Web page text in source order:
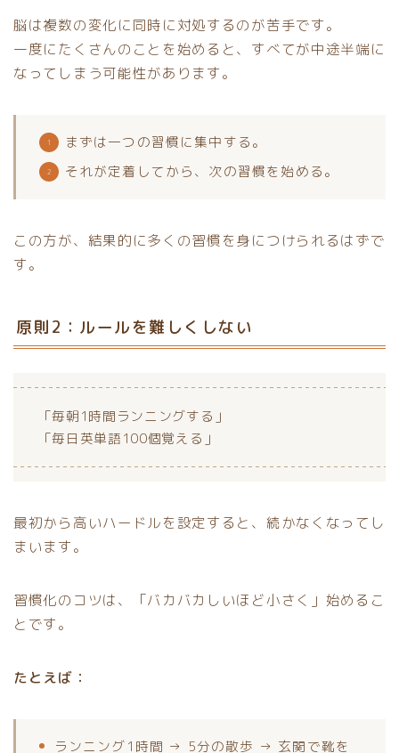
脳は複数の変化に同時に対処するのが苦手です。
一度にたくさんのことを始めると、すべてが中途半端に
なってしまう可能性があります。
まずは一つの習慣に集中する。
それが定着してから、次の習慣を始める。
この方が、結果的に多くの習慣を身につけられるはずで
す。
原則2：ルールを難しくしない
「毎朝1時間ランニングする」
「毎日英単語100個覚える」
最初から高いハードルを設定すると、続かなくなってし
まいます。
習慣化のコツは、「バカバカしいほど小さく」始めるこ
とです。
たとえば：
ランニング1時間 → 5分の散歩 → 玄関で靴を